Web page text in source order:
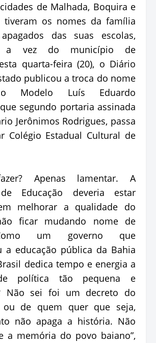
de Malhada, Boquira e
tiveram os nomes da família
das suas escolas,
a vez do município de
quarta-feira (20), o Diário
publicou a troca do nome
Modelo Luís Eduardo
segundo portaria assinada
Jerônimos Rodrigues, passa
Colégio Estadual Cultural de
Apenas lamentar. A
Educação deveria estar
melhorar a qualidade do
ficar mudando nome de
um governo que
a educação pública da Bahia
dedica tempo e energia a
política tão pequena e
Não sei foi um decreto do
ou de quem quer que seja,
não apaga a história. Não
a memória do povo baiano”,